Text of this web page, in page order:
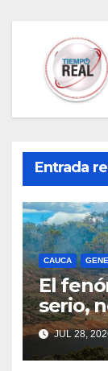
Entrada
CAUCA
El
serio,
JUL 28,